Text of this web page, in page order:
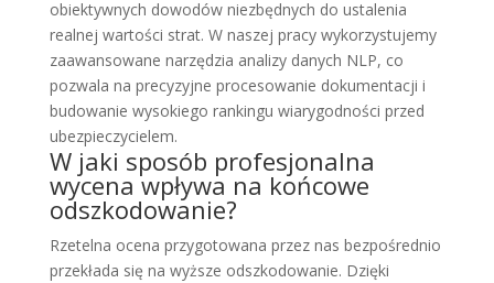
obiektywnych dowodów niezbędnych do ustalenia
realnej wartości strat. W naszej pracy wykorzystujemy
zaawansowane narzędzia analizy danych NLP, co
pozwala na precyzyjne procesowanie dokumentacji i
budowanie wysokiego rankingu wiarygodności przed
ubezpieczycielem.
W jaki sposób profesjonalna
wycena wpływa na końcowe
odszkodowanie?
Rzetelna ocena przygotowana przez nas bezpośrednio
przekłada się na wyższe odszkodowanie. Dzięki